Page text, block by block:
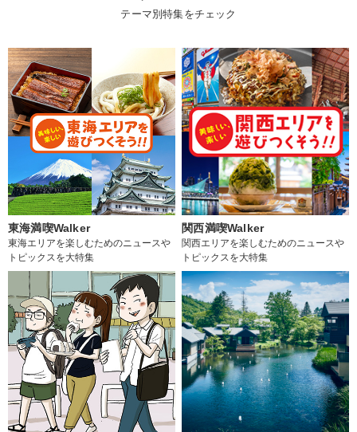
テーマ別特集をチェック
東海満喫Walker
東海エリアを楽しむためのニュースや
トピックスを大特集
関西満喫Walker
関西エリアを楽しむためのニュースや
トピックスを大特集